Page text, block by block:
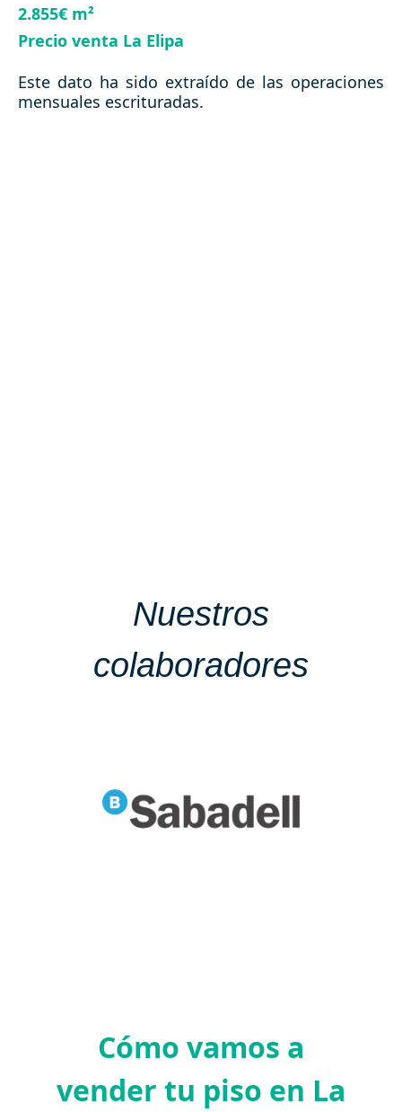
2.855€ m²
Precio venta La Elipa
Este dato ha sido extraído de las operaciones
mensuales escrituradas.
Nuestros
colaboradores
Cómo vamos a
vender tu piso en La